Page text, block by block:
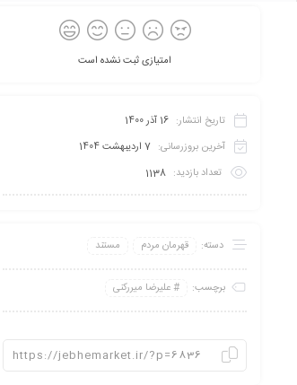
امتیازی ثبت نشده است
تاریخ انتشار: 16 آذر 1400
آخرین بروزرسانی: 7 اردیبهشت 1404
تعداد بازدید: 1138
دسته: قهرمان مردم مستند
برچسب: علیرضا میررکنی